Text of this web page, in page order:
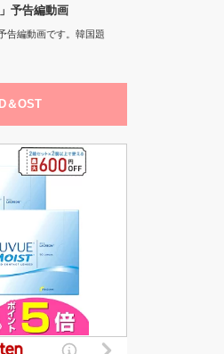
予告編動画
告編動画です。韓国題
＆OST